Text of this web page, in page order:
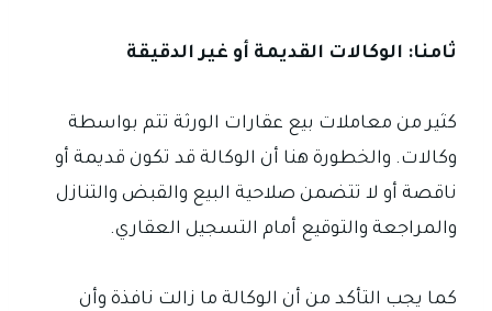
ثامنا: الوكالات القديمة أو غير الدقيقة
كثير من معاملات بيع عقارات الورثة تتم بواسطة
وكالات. والخطورة هنا أن الوكالة قد تكون قديمة أو
ناقصة أو لا تتضمن صلاحية البيع والقبض والتنازل
والمراجعة والتوقيع أمام التسجيل العقاري.
كما يجب التأكد من أن الوكالة ما زالت نافذة وأن